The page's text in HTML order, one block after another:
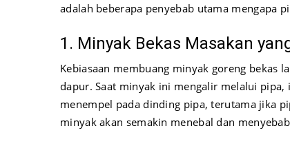
adalah beberapa penyebab utama mengapa
1. Minyak Bekas Masakan
Kebiasaan membuang minyak goreng bekas
dapur. Saat minyak ini mengalir melalui
menempel pada dinding pipa, terutama jika
minyak akan semakin menebal dan